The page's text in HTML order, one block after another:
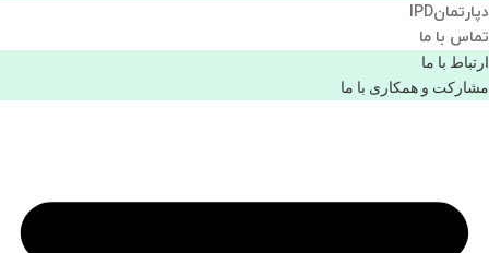
دپارتمانIPD
تماس با ما
ارتباط با ما
مشاركت و همكاری با ما